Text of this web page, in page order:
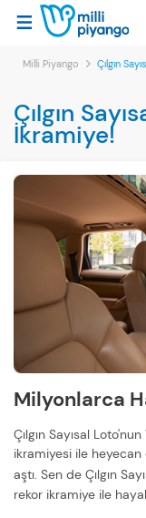
Milli Piyango Çılgın
Çılgın
İkramiye!
Milyonlarca
Çılgın Sayısal
ikramiyesi ile
aştı. Sen de Çılgın
rekor ikramiye ile